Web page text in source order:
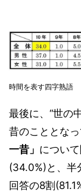
時間を表す四字熟語
最後に、“世の
昔のこととな
一昔」 につい
(34.0%)と、半
回答の8割